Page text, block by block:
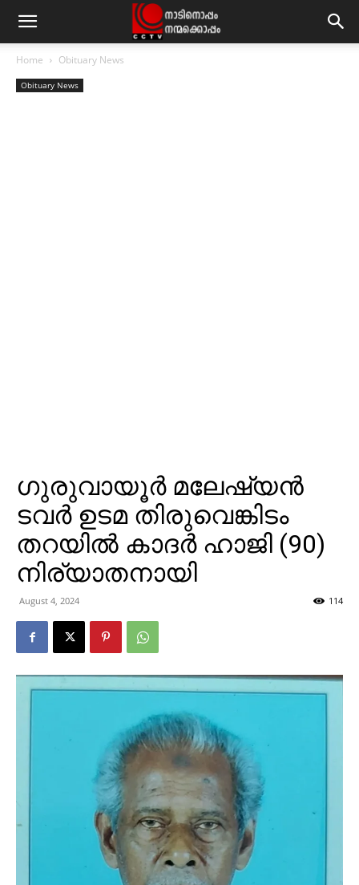
Home Obituary News
Obituary News
ഗുരുവായൂര്‍ മലേഷ്യന്‍
ടവര്‍ ഉടമ തിരുവെങ്കിടം
തറയില്‍ കാദര്‍ ഹാജി (90)
നിര്യാതനായി
August 4, 2024 114